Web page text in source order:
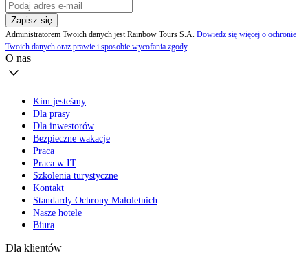
Zapisz się
Administratorem Twoich danych jest Rainbow Tours S.A. Dowiedz się więcej o ochronie
Twoich danych oraz prawie i sposobie wycofania zgody.
O nas
Kim jesteśmy
Dla prasy
Dla inwestorów
Bezpieczne wakacje
Praca
Praca w IT
Szkolenia turystyczne
Kontakt
Standardy Ochrony Małoletnich
Nasze hotele
Biura
Dla klientów